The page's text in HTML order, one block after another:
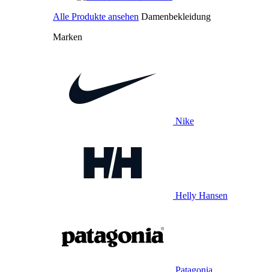
Alle Produkte ansehen Damenbekleidung
Marken
Nike
Helly Hansen
Patagonia